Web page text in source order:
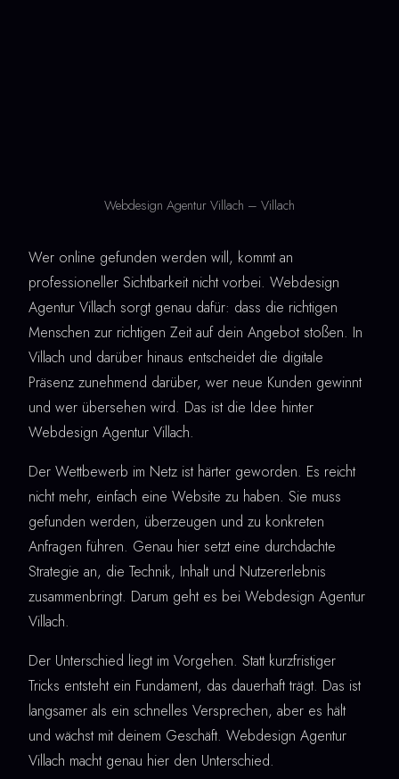
Webdesign Agentur Villach – Villach
Wer online gefunden werden will, kommt an
professioneller Sichtbarkeit nicht vorbei. Webdesign
Agentur Villach sorgt genau dafür: dass die richtigen
Menschen zur richtigen Zeit auf dein Angebot stoßen. In
Villach und darüber hinaus entscheidet die digitale
Präsenz zunehmend darüber, wer neue Kunden gewinnt
und wer übersehen wird. Das ist die Idee hinter
Webdesign Agentur Villach.
Der Wettbewerb im Netz ist härter geworden. Es reicht
nicht mehr, einfach eine Website zu haben. Sie muss
gefunden werden, überzeugen und zu konkreten
Anfragen führen. Genau hier setzt eine durchdachte
Strategie an, die Technik, Inhalt und Nutzererlebnis
zusammenbringt. Darum geht es bei Webdesign Agentur
Villach.
Der Unterschied liegt im Vorgehen. Statt kurzfristiger
Tricks entsteht ein Fundament, das dauerhaft trägt. Das ist
langsamer als ein schnelles Versprechen, aber es hält
und wächst mit deinem Geschäft. Webdesign Agentur
Villach macht genau hier den Unterschied.